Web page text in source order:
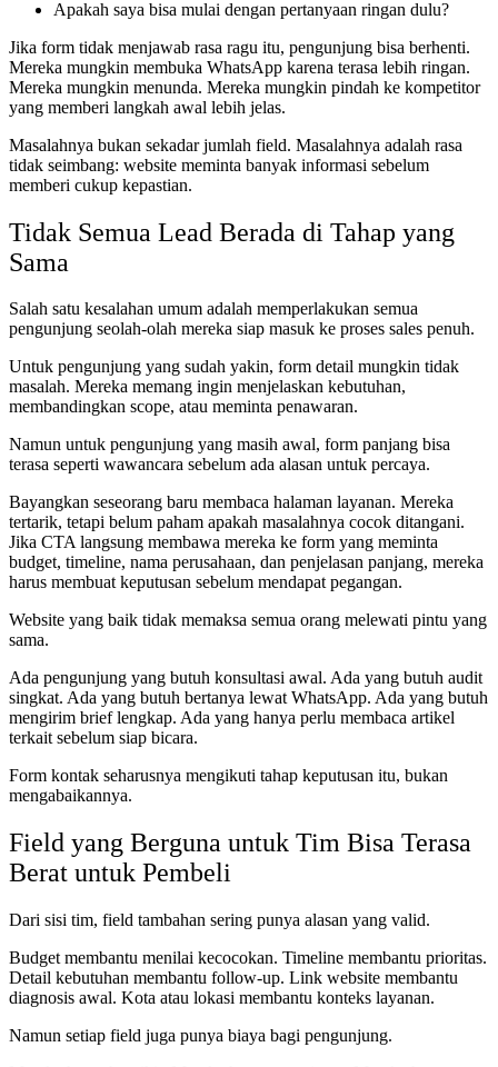
Apakah saya bisa mulai dengan pertanyaan ringan dulu?
Jika form tidak menjawab rasa ragu itu, pengunjung bisa berhenti.
Mereka mungkin membuka WhatsApp karena terasa lebih ringan.
Mereka mungkin menunda. Mereka mungkin pindah ke kompetitor
yang memberi langkah awal lebih jelas.
Masalahnya bukan sekadar jumlah field. Masalahnya adalah rasa
tidak seimbang: website meminta banyak informasi sebelum
memberi cukup kepastian.
Tidak Semua Lead Berada di Tahap yang
Sama
Salah satu kesalahan umum adalah memperlakukan semua
pengunjung seolah-olah mereka siap masuk ke proses sales penuh.
Untuk pengunjung yang sudah yakin, form detail mungkin tidak
masalah. Mereka memang ingin menjelaskan kebutuhan,
membandingkan scope, atau meminta penawaran.
Namun untuk pengunjung yang masih awal, form panjang bisa
terasa seperti wawancara sebelum ada alasan untuk percaya.
Bayangkan seseorang baru membaca halaman layanan. Mereka
tertarik, tetapi belum paham apakah masalahnya cocok ditangani.
Jika CTA langsung membawa mereka ke form yang meminta
budget, timeline, nama perusahaan, dan penjelasan panjang, mereka
harus membuat keputusan sebelum mendapat pegangan.
Website yang baik tidak memaksa semua orang melewati pintu yang
sama.
Ada pengunjung yang butuh konsultasi awal. Ada yang butuh audit
singkat. Ada yang butuh bertanya lewat WhatsApp. Ada yang butuh
mengirim brief lengkap. Ada yang hanya perlu membaca artikel
terkait sebelum siap bicara.
Form kontak seharusnya mengikuti tahap keputusan itu, bukan
mengabaikannya.
Field yang Berguna untuk Tim Bisa Terasa
Berat untuk Pembeli
Dari sisi tim, field tambahan sering punya alasan yang valid.
Budget membantu menilai kecocokan. Timeline membantu prioritas.
Detail kebutuhan membantu follow-up. Link website membantu
diagnosis awal. Kota atau lokasi membantu konteks layanan.
Namun setiap field juga punya biaya bagi pengunjung.